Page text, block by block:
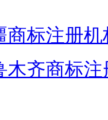
商标注册
木齐商标